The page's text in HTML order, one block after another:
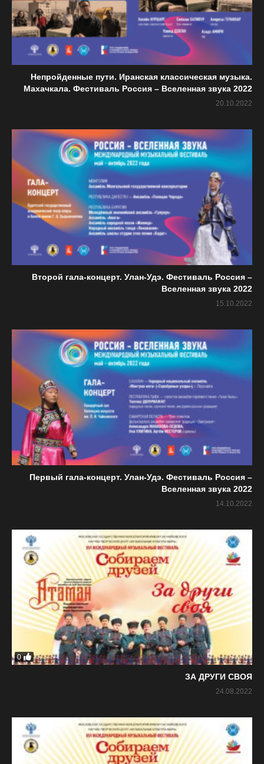
Непройденные пути. Иранская классическая музыка.
Махачкала. Фестиваль Россия – Вселенная звука 2022
20.10.2022
Второй гала-концерт. Улан-Удэ. Фестиваль Россия –
Вселенная звука 2022
15.10.2022
Первый гала-концерт. Улан-Удэ. Фестиваль Россия –
Вселенная звука 2022
14.10.2022
0
ЗА ДРУГИ СВОЯ
24.08.2022